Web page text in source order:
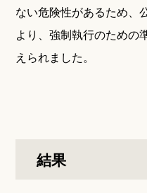
ない危険性があるため、
より、強制執行のための
えられました。
結果